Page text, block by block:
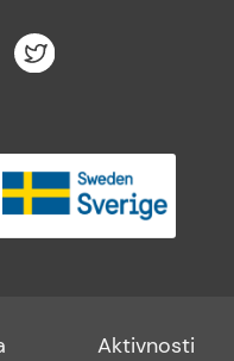
Footer
Aktivnosti